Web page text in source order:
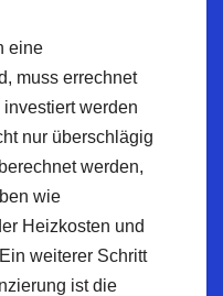
eine
muss errechnet
werden
nur überschlägig
werden,
wie
Heizkosten und
weiterer Schritt
ist die